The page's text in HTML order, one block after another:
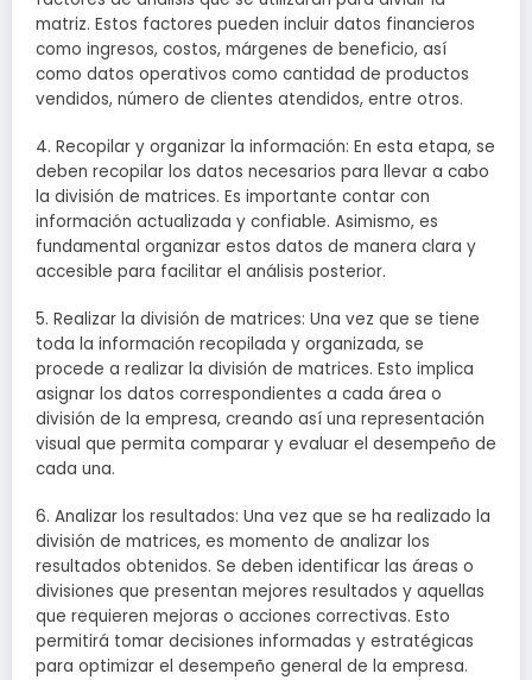
matriz. Estos factores pueden incluir datos financieros
como ingresos, costos, márgenes de beneficio, así
como datos operativos como cantidad de productos
vendidos, número de clientes atendidos, entre otros.
4. Recopilar y organizar la información: En esta etapa, se
deben recopilar los datos necesarios para llevar a cabo
la división de matrices. Es importante contar con
información actualizada y confiable. Asimismo, es
fundamental organizar estos datos de manera clara y
accesible para facilitar el análisis posterior.
5. Realizar la división de matrices: Una vez que se tiene
toda la información recopilada y organizada, se
procede a realizar la división de matrices. Esto implica
asignar los datos correspondientes a cada área o
división de la empresa, creando así una representación
visual que permita comparar y evaluar el desempeño de
cada una.
6. Analizar los resultados: Una vez que se ha realizado la
división de matrices, es momento de analizar los
resultados obtenidos. Se deben identificar las áreas o
divisiones que presentan mejores resultados y aquellas
que requieren mejoras o acciones correctivas. Esto
permitirá tomar decisiones informadas y estratégicas
para optimizar el desempeño general de la empresa.